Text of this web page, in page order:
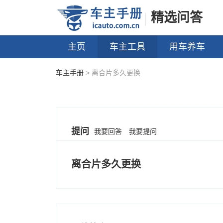
精选问答
主页 车主工具 用车养车
车主手册 > 离合片多久更换
提问 我要回答 我要提问
离合片多久更换